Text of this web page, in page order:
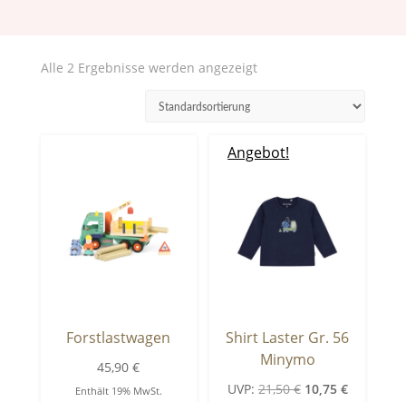
Alle 2 Ergebnisse werden angezeigt
Forstlastwagen
45,90€
Enthält 19% MwSt.
Angebot!
Shirt Laster Gr. 56
Minymo
UVP: 21,50€ Ursprünglicher
10,75 €Aktueller